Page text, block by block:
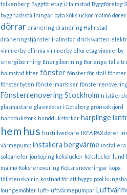
falkenberg Byggföretag i Halmstad Byggföretag
byggnadsställningar byta köksluckor malmö dører
dörrar dränering dränering Halmstad
dräneringstjänster Halmstad dricksvatten
vimmerby elfirma vimmerby elföretag vimmerby
energiborrning Energiborrning Borlänge fälla
halmstad filter fönster fönster för stall
fönsterbyten fönstermarkiser
Fönsterrenovering Stockholm
glasmästare glasmästeri Göteborg grönsaksjord
handdukstork handdukstorkar harplinge
hem hus hustillverkare IKEA PAX dører
värmepump installera bergvärme installera
solpaneler jönköping köksluckor köksluckor lund
malmö Köksrenovering Köksrenoveringar köpa
täljstenskamin kostnad för att bygga pool
loungemöbler luft-luftvärmepumpar